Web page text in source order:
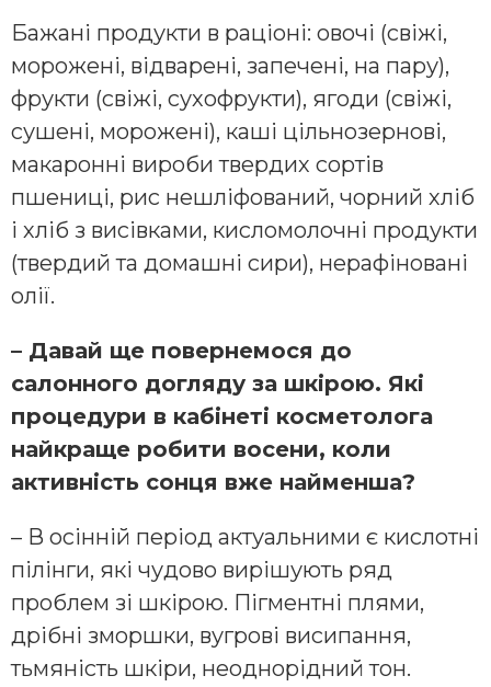
Бажані продукти в раціоні: овочі (свіжі,
морожені, відварені, запечені, на пару),
фрукти (свіжі, сухофрукти), ягоди (свіжі,
сушені, морожені), каші цільнозернові,
макаронні вироби твердих сортів
пшениці, рис нешліфований, чорний хліб
і хліб з висівками, кисломолочні продукти
(твердий та домашні сири), нерафіновані
олії.
– Давай ще повернемося до
салонного догляду за шкірою. Які
процедури в кабінеті косметолога
найкраще робити восени, коли
активність сонця вже найменша?
– В осінній період актуальними є кислотні
пілінги, які чудово вирішують ряд
проблем зі шкірою. Пігментні плями,
дрібні зморшки, вугрові висипання,
тьмяність шкіри, неоднорідний тон.